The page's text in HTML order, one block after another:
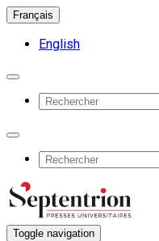
Français
English
Toggle navigation